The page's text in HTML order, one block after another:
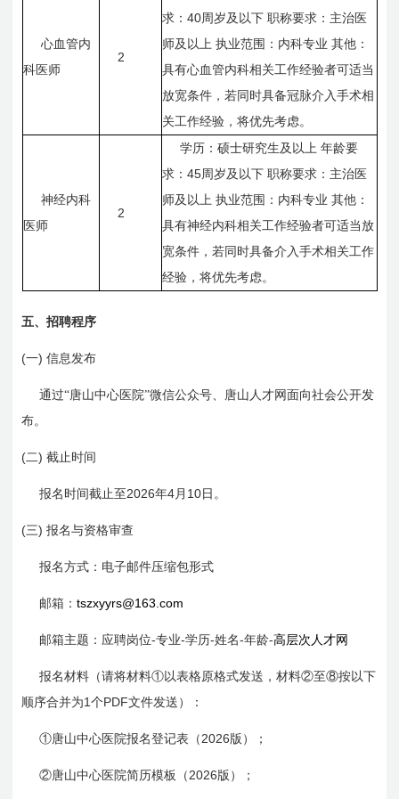
心血管内
科医师
2
求： 40周岁及以下 职称要求：主治医
师及以上 执业范围：内科专业 其他：
具有心血管内科相关工作经验者可适当
放宽条件，若同时具备冠脉介入手术相
关工作经验，将优先考虑。
神经内科
医师
2
学历：硕士研究生及以上 年龄要
求： 45周岁及以下 职称要求：主治医
师及以上 执业范围：内科专业 其他：
具有神经内科相关工作经验者可适当放
宽条件，若同时具备介入手术相关工作
经验，将优先考虑。
五、招聘程序
(一) 信息发布
通过“唐山中心医院”微信公众号、唐山人才网面向社会公开发
布。
(二) 截止时间
报名时间截止至2026年4 月 10日 。
(三) 报名与资格审查
报名方式：电子邮件压缩包形式
邮箱：tszxyyrs@163.com
邮箱主题：应聘岗位-专业-学历-姓名-年龄-高层次人才网
报名材料（请将材料①以表格原格式发送，材料②至⑧按以下
顺序合并为1个PDF文件发送）：
①唐山中心医院报名登记表（ 2026版）；
②唐山中心医院简历模板（ 2026版）；